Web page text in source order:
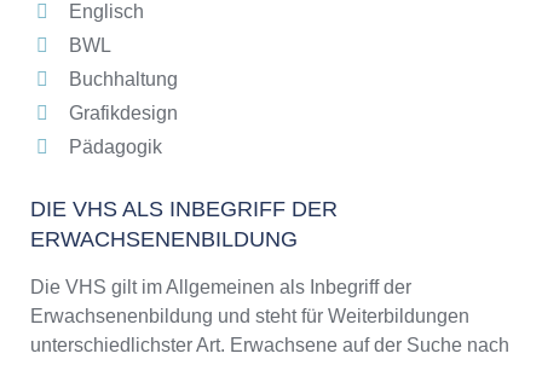
Englisch
BWL
Buchhaltung
Grafikdesign
Pädagogik
DIE VHS ALS INBEGRIFF DER
ERWACHSENENBILDUNG
Die VHS gilt im Allgemeinen als Inbegriff der
Erwachsenenbildung und steht für Weiterbildungen
unterschiedlichster Art. Erwachsene auf der Suche nach